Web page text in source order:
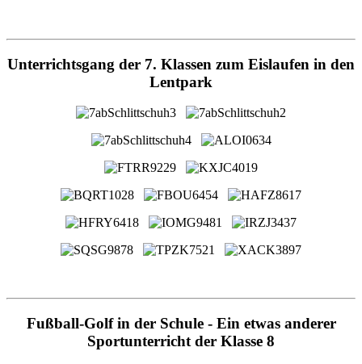
Unterrichtsgang der 7. Klassen zum Eislaufen in den
Lentpark
Fußball-Golf in der Schule - Ein etwas anderer
Sportunterricht der Klasse 8